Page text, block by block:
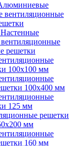
вентиляционные
Настенные
решетки
100х100 мм
100х400 мм
125 мм
решетки
мм
160 мм